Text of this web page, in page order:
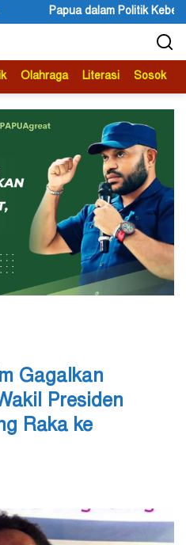
Festival Lembah
Olahraga Literasi Sosok
Gagalkan
Presiden
Raka ke